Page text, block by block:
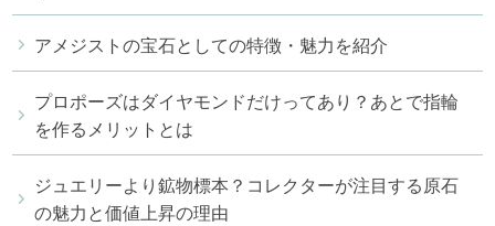
アメジストの宝石としての特徴・魅力を紹介
プロポーズはダイヤモンドだけってあり？あとで指輪
を作るメリットとは
ジュエリーより鉱物標本？コレクターが注目する原石
の魅力と価値上昇の理由